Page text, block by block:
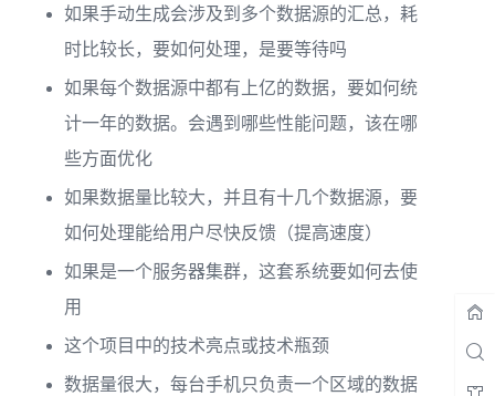
如果手动生成会涉及到多个数据源的汇总，耗
时比较长，要如何处理，是要等待吗
如果每个数据源中都有上亿的数据，要如何统
计一年的数据。会遇到哪些性能问题，该在哪
些方面优化
如果数据量比较大，并且有十几个数据源，要
如何处理能给用户尽快反馈（提高速度）
如果是一个服务器集群，这套系统要如何去使
用
这个项目中的技术亮点或技术瓶颈
数据量很大，每台手机只负责一个区域的数据